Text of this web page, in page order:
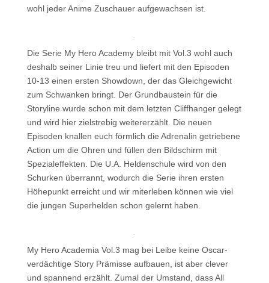
wohl jeder Anime Zuschauer aufgewachsen ist.
Die Serie My Hero Academy bleibt mit Vol.3 wohl auch
deshalb seiner Linie treu und liefert mit den Episoden
10-13 einen ersten Showdown, der das Gleichgewicht
zum Schwanken bringt. Der Grundbaustein für die
Storyline wurde schon mit dem letzten Cliffhanger gelegt
und wird hier zielstrebig weitererzählt. Die neuen
Episoden knallen euch förmlich die Adrenalin getriebene
Action um die Ohren und füllen den Bildschirm mit
Spezialeffekten. Die U.A. Heldenschule wird von den
Schurken überrannt, wodurch die Serie ihren ersten
Höhepunkt erreicht und wir miterleben können wie viel
die jungen Superhelden schon gelernt haben.
My Hero Academia Vol.3 mag bei Leibe keine Oscar-
verdächtige Story Prämisse aufbauen, ist aber clever
und spannend erzählt. Zumal der Umstand, dass All